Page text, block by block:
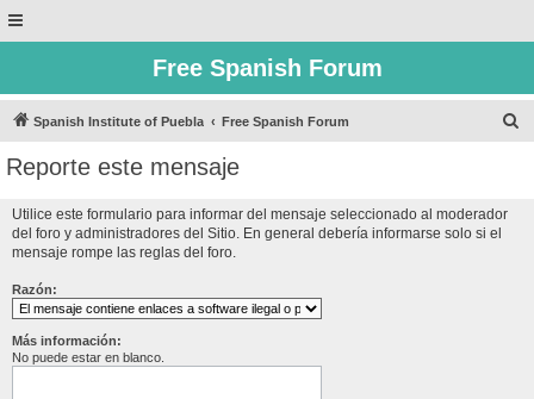
Free Spanish Forum
Spanish Institute of Puebla Free Spanish Forum
Reporte este mensaje
Utilice este formulario para informar del mensaje seleccionado al moderador
del foro y administradores del Sitio. En general debería informarse solo si el
mensaje rompe las reglas del foro.
Razón:
Más información:
No puede estar en blanco.